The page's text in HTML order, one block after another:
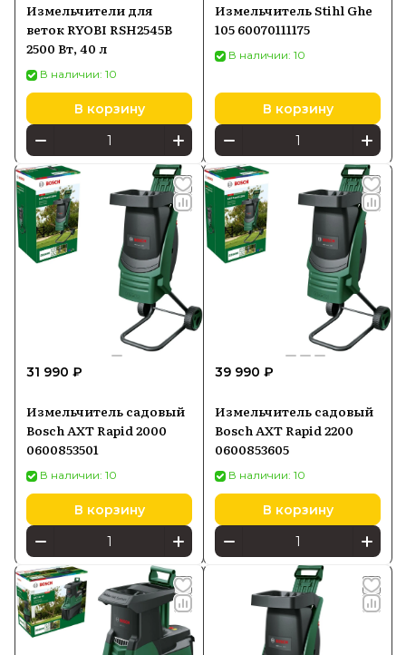
Измельчители для
веток RYOBI RSH2545B
2500 Вт, 40 л
В наличии: 10
В корзину
Измельчитель Stihl Ghe
105 60070111175
В наличии: 10
В корзину
31 990 ₽
Измельчитель садовый
Bosch AXT Rapid 2000
0600853501
В наличии: 10
В корзину
39 990 ₽
Измельчитель садовый
Bosch AXT Rapid 2200
0600853605
В наличии: 10
В корзину